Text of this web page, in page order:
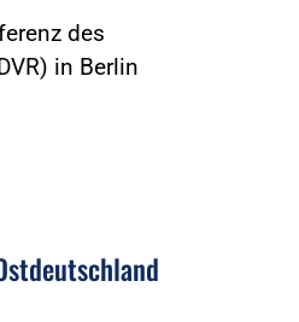
des
in Berlin